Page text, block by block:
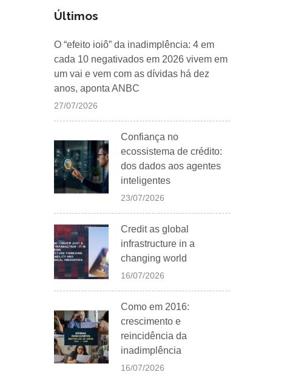
Últimos
O “efeito ioiô” da inadimplência: 4 em
cada 10 negativados em 2026 vivem em
um vai e vem com as dívidas há dez
anos, aponta ANBC
27/07/2026
Confiança no
ecossistema de crédito:
dos dados aos agentes
inteligentes
23/07/2026
Credit as global
infrastructure in a
changing world
16/07/2026
Como em 2016:
crescimento e
reincidência da
inadimplência
16/07/2026